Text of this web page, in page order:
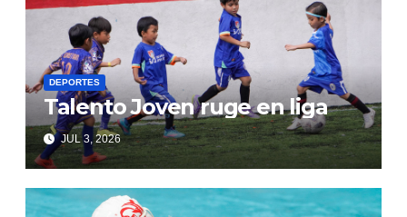
DEPORTES
Talento Joven ruge en liga
JUL 3, 2026